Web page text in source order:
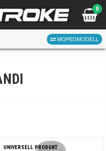
0
MOPEDMODELL
RÄTT DELAR
UNIVERSELL PRODUKT